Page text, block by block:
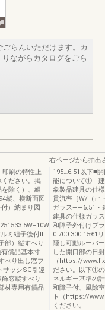
らんいただけます。カ
ながらカタログをごら
印刷の特性上
ださい。掲
除く）、組
縦、横断面図
）納まり図
ミ組子後付Ⅲ
部）縦すべり
償品基本寸
べり出し窓フ
サッシSG引違
窓縦すべり
材専用有償品
右ページから抽出
195…6.51以下■
能について①「
象製品建具の仕
貫流率［W/（㎡
ガラス——6.51・
建具の仕様ガラ
和障子外付けブ
0.700.300.15※1
隠し可動ルーバ
した開口部の日
（https://
ださい。以下①
ネルギー基準の
和障子付、風除
ト（https://
ください。